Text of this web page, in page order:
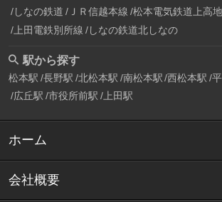
しなの鉄道 ＪＲ信越本線 松本電気鉄道上高
上田電鉄別所線 しなの鉄道北しなの
駅から探す
松本駅 長野駅 北松本駅 南松本駅 西松本駅
広丘駅 市役所前駅 上田駅
ホーム
会社概要